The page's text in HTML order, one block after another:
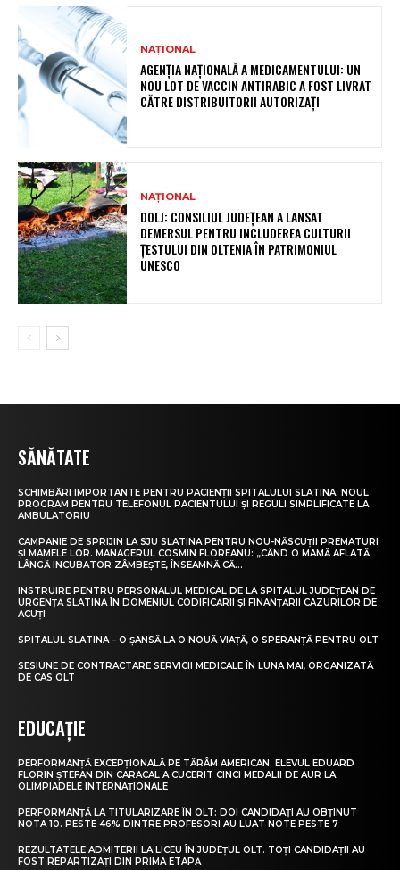
NAȚIONAL
AGENȚIA NAȚIONALĂ A MEDICAMENTULUI: UN
NOU LOT DE VACCIN ANTIRABIC A FOST LIVRAT
CĂTRE DISTRIBUITORII AUTORIZAȚI
NAȚIONAL
DOLJ: CONSILIUL JUDEȚEAN A LANSAT
DEMERSUL PENTRU INCLUDEREA CULTURII
ȚESTULUI DIN OLTENIA ÎN PATRIMONIUL
UNESCO
SĂNĂTATE
SCHIMBĂRI IMPORTANTE PENTRU PACIENȚII SPITALULUI SLATINA. NOUL
PROGRAM PENTRU TELEFONUL PACIENTULUI ȘI REGULI SIMPLIFICATE LA
AMBULATORIU
CAMPANIE DE SPRIJIN LA SJU SLATINA PENTRU NOU-NĂSCUȚII PREMATURI
ȘI MAMELE LOR. MANAGERUL COSMIN FLOREANU: „CÂND O MAMĂ AFLATĂ
LÂNGĂ INCUBATOR ZÂMBEȘTE, ÎNSEAMNĂ CĂ...
INSTRUIRE PENTRU PERSONALUL MEDICAL DE LA SPITALUL JUDEȚEAN DE
URGENȚĂ SLATINA ÎN DOMENIUL CODIFICĂRII ȘI FINANȚĂRII CAZURILOR DE
ACUȚI
SPITALUL SLATINA – O ȘANSĂ LA O NOUĂ VIAȚĂ, O SPERANȚĂ PENTRU OLT
SESIUNE DE CONTRACTARE SERVICII MEDICALE ÎN LUNA MAI, ORGANIZATĂ
DE CAS OLT
EDUCAȚIE
PERFORMANȚĂ EXCEPȚIONALĂ PE TĂRÂM AMERICAN. ELEVUL EDUARD
FLORIN ȘTEFAN DIN CARACAL A CUCERIT CINCI MEDALII DE AUR LA
OLIMPIADELE INTERNAȚIONALE
PERFORMANȚĂ LA TITULARIZARE ÎN OLT: DOI CANDIDAȚI AU OBȚINUT
NOTA 10. PESTE 46% DINTRE PROFESORI AU LUAT NOTE PESTE 7
REZULTATELE ADMITERII LA LICEU ÎN JUDEȚUL OLT. TOȚI CANDIDAȚII AU
FOST REPARTIZAȚI DIN PRIMA ETAPĂ